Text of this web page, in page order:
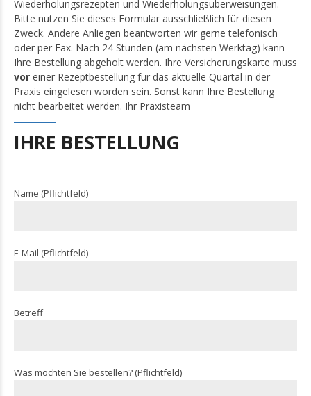
Wiederholungsrezepten und Wiederholungsüberweisungen.
Bitte nutzen Sie dieses Formular ausschließlich für diesen
Zweck. Andere Anliegen beantworten wir gerne telefonisch
oder per Fax. Nach 24 Stunden (am nächsten Werktag) kann
Ihre Bestellung abgeholt werden. Ihre Versicherungskarte muss
vor einer Rezeptbestellung für das aktuelle Quartal in der
Praxis eingelesen worden sein. Sonst kann Ihre Bestellung
nicht bearbeitet werden. Ihr Praxisteam
IHRE BESTELLUNG
Name (Pflichtfeld)
E-Mail (Pflichtfeld)
Betreff
Was möchten Sie bestellen? (Pflichtfeld)